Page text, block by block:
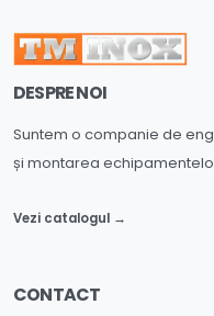
DESPRE NOI
Suntem o companie de
și montarea
Vezi catalogul →
CONTACT